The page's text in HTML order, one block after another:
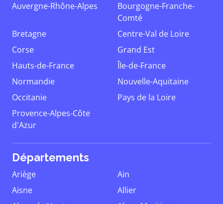
Auvergne-Rhône-Alpes
Bourgogne-Franche-
Comté
Bretagne
Centre-Val de Loire
Corse
Grand Est
Hauts-de-France
Île-de-France
Normandie
Nouvelle-Aquitaine
Occitanie
Pays de la Loire
Provence-Alpes-Côte
d'Azur
Départements
Ariège
Ain
Aisne
Allier